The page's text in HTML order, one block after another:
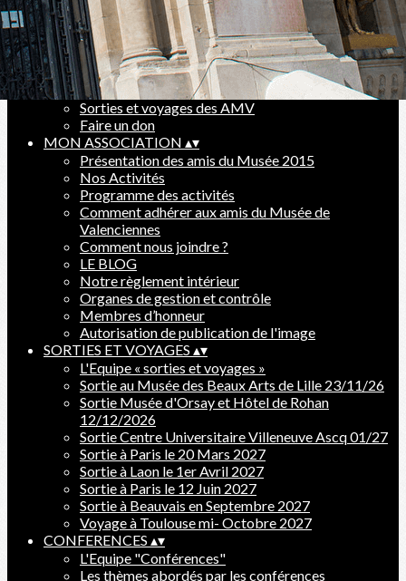
Cliquez pour éditer
BLOG▴▾
Evénements
Sorties et voyages des AMV
Faire un don
MON ASSOCIATION ▴▾
Présentation des amis du Musée 2015
Nos Activités
Programme des activités
Comment adhérer aux amis du Musée de
Valenciennes
Comment nous joindre ?
LE BLOG
Notre règlement intérieur
Organes de gestion et contrôle
Membres d’honneur
Autorisation de publication de l'image
SORTIES ET VOYAGES ▴▾
L'Equipe « sorties et voyages »
Sortie au Musée des Beaux Arts de Lille 23/11/26
Sortie Musée d'Orsay et Hôtel de Rohan
12/12/2026
Sortie Centre Universitaire Villeneuve Ascq 01/27
Sortie à Paris le 20 Mars 2027
Sortie à Laon le 1er Avril 2027
Sortie à Paris le 12 Juin 2027
Sortie à Beauvais en Septembre 2027
Voyage à Toulouse mi- Octobre 2027
CONFERENCES ▴▾
L'Equipe "Conférences"
Les thèmes abordés par les conférences